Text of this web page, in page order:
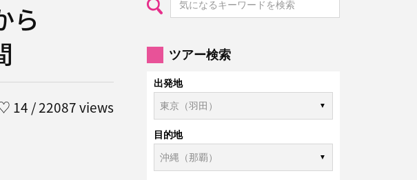
ら
14 / 22087 views
ツアー検索
出発地
目的地